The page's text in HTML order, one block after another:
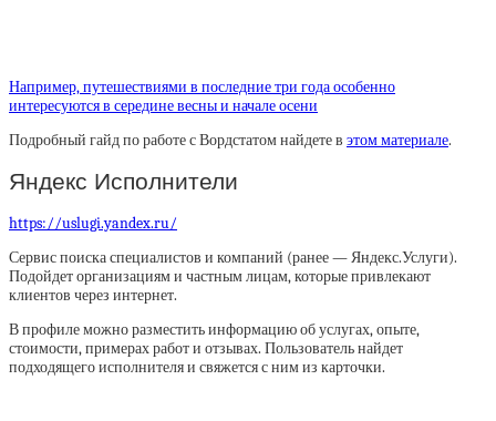
Например, путешествиями в последние три года особенно
интересуются в середине весны и начале осени
Подробный гайд по работе с Вордстатом найдете в этом материале.
Яндекс Исполнители
https://uslugi.yandex.ru/
Сервис поиска специалистов и компаний (ранее — Яндекс.Услуги).
Подойдет организациям и частным лицам, которые привлекают
клиентов через интернет.
В профиле можно разместить информацию об услугах, опыте,
стоимости, примерах работ и отзывах. Пользователь найдет
подходящего исполнителя и свяжется с ним из карточки.